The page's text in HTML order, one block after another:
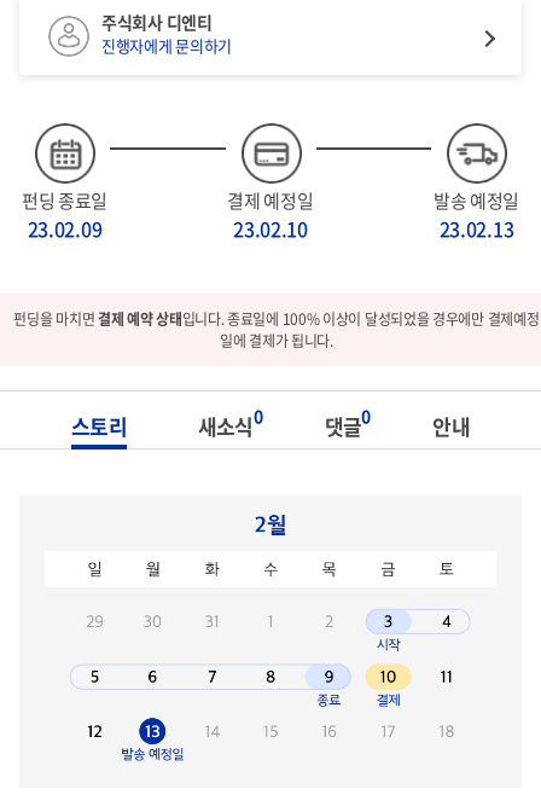
펀딩 종료일
23.02.09
결제 예정일
23.02.10
발송 예정일
23.02.13
주식회사 디엔티
진행자에게 문의하기
펀딩을 마치면결제 예약 상태입니다. 종료일에 100% 이상이 달성되었을 경우에만 결제예정
일에 결제가 됩니다.
스토리 새소식0 댓글0 안내